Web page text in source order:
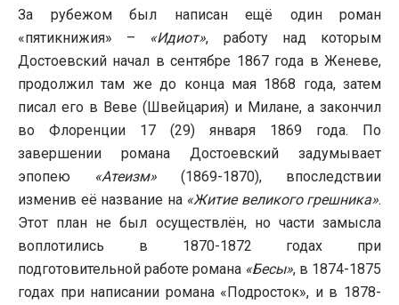
За рубежом был написан ещё один роман
«пятикнижия» – «Идиот», работу над которым
Достоевский начал в сентябре 1867 года в Женеве,
продолжил там же до конца мая 1868 года, затем
писал его в Веве (Швейцария) и Милане, а закончил
во Флоренции 17 (29) января 1869 года. По
завершении романа Достоевский задумывает
эпопею
«Атеизм» (1869-1870), впоследствии
изменив её название на «Житие великого грешника».
Этот план не был осуществлён, но части замысла
воплотились в 1870-1872 годах при
подготовительной работе романа «Бесы», в 1874-1875
годах при написании романа «Подросток», и в 1878-